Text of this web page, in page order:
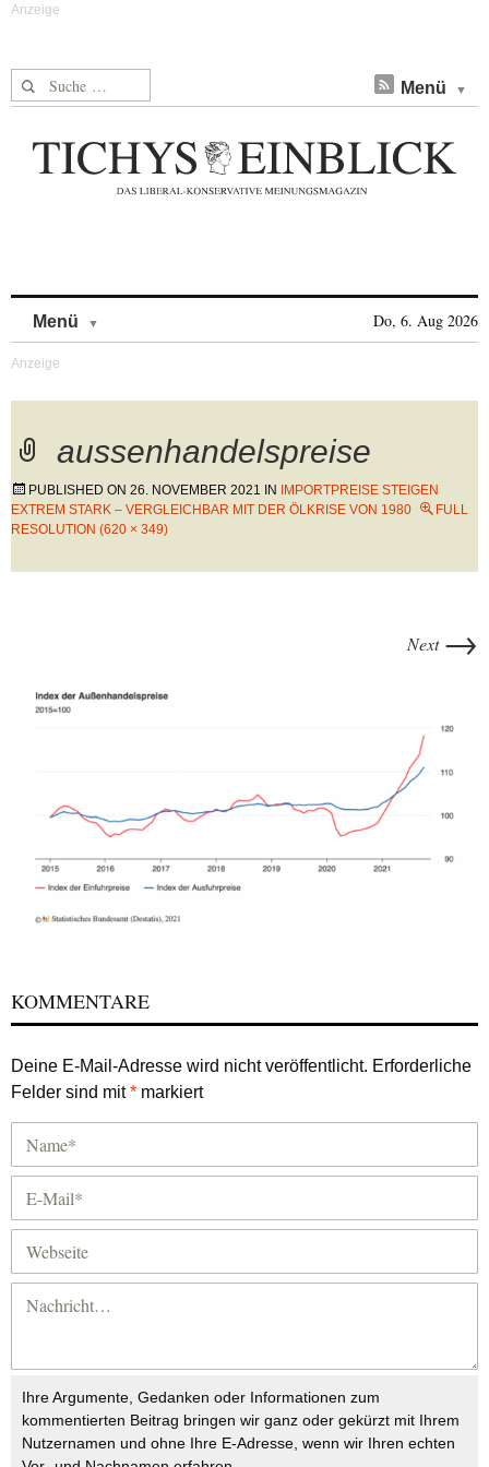
Suche nach: Menü
Menü Do, 6. Aug 2026
aussenhandelspreise
PUBLISHED ON 26. NOVEMBER 2021 IN
IMPORTPREISE STEIGEN
EXTREM STARK – VERGLEICHBAR MIT DER ÖLKRISE VON 1980
FULL
RESOLUTION (620 × 349)
Next →
KOMMENTARE
Deine E-Mail-Adresse wird nicht veröffentlicht. Erforderliche
Felder sind mit* markiert
Ihre Argumente, Gedanken oder Informationen zum
kommentierten Beitrag bringen wir ganz oder gekürzt mit Ihrem
Nutzernamen und ohne Ihre E-Adresse, wenn wir Ihren echten